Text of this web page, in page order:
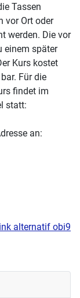
Tassen
vor Ort oder
werden. Die vor
einem später
Kurs kostet
Für die
findet im
statt:
an:
am
alternatif obi9